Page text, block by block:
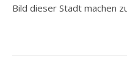
Bild dieser Stadt machen